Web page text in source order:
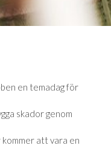
en temadag för
skador genom
kommer att vara en